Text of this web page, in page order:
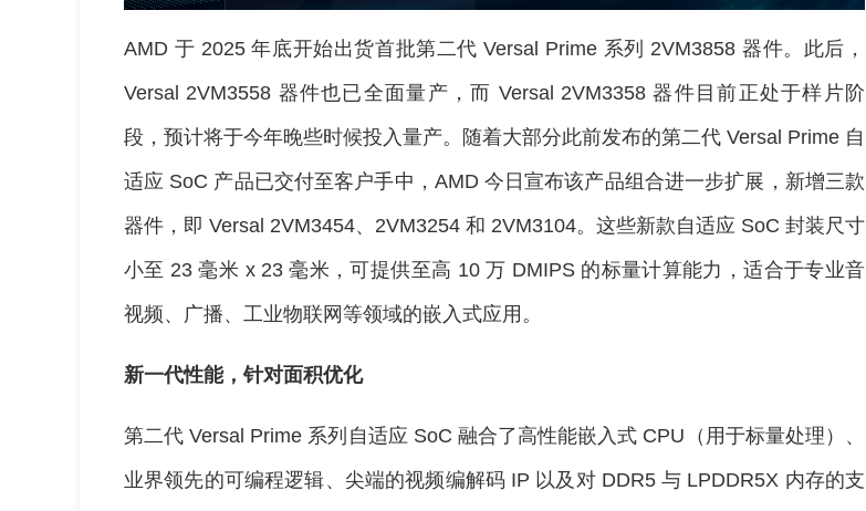
AMD 于 2025 年底开始出货首批第二代 Versal Prime 系列 2VM3858 器件。此后，
Versal 2VM3558 器件也已全面量产，而 Versal 2VM3358 器件目前正处于样片阶
段，预计将于今年晚些时候投入量产。随着大部分此前发布的第二代 Versal Prime 自
适应 SoC 产品已交付至客户手中，AMD 今日宣布该产品组合进一步扩展，新增三款
器件，即 Versal 2VM3454、2VM3254 和 2VM3104。这些新款自适应 SoC 封装尺寸
小至 23 毫米 x 23 毫米，可提供至高 10 万 DMIPS 的标量计算能力，适合于专业音
视频、广播、工业物联网等领域的嵌入式应用。
新一代性能，针对面积优化
第二代 Versal Prime 系列自适应 SoC 融合了高性能嵌入式 CPU（用于标量处理）、
业界领先的可编程逻辑、尖端的视频编解码 IP 以及对 DDR5 与 LPDDR5X 内存的支